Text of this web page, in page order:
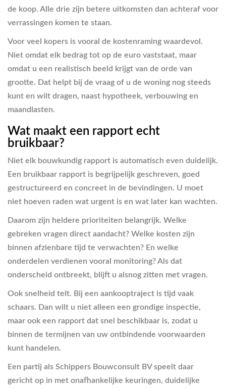
de koop. Alle drie zijn betere uitkomsten dan achteraf voor
verrassingen komen te staan.
Voor veel kopers is vooral de kostenraming waardevol.
Niet omdat elk bedrag tot op de euro vaststaat, maar
omdat u een realistisch beeld krijgt van de orde van
grootte. Dat helpt bij de vraag of u de woning nog steeds
kunt en wilt dragen, naast hypotheek, verbouwing en
maandlasten.
Wat maakt een rapport echt
bruikbaar?
Niet elk bouwkundig rapport is automatisch even duidelijk.
Een bruikbaar rapport is begrijpelijk geschreven, goed
gestructureerd en concreet in de bevindingen. U moet
niet hoeven raden wat urgent is en wat later kan wachten.
Daarom zijn heldere prioriteiten belangrijk. Welke
gebreken vragen direct aandacht? Welke kosten zijn
binnen afzienbare tijd te verwachten? En welke
onderdelen verdienen vooral monitoring? Als dat
onderscheid ontbreekt, blijft u alsnog zitten met vragen.
Ook snelheid telt. Bij een aankooptraject is tijd vaak
schaars. Dan wilt u niet alleen een grondige inspectie,
maar ook een rapport dat snel beschikbaar is, zodat u
binnen de termijnen van uw ontbindende voorwaarden
kunt handelen.
Een partij als Schippers Bouwconsult BV speelt daar
gericht op in met onafhankelijke keuringen, duidelijke